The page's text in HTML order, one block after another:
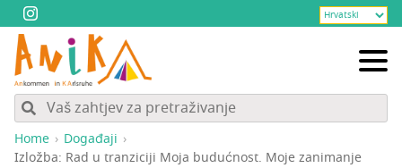
Home
Događaji
Izlož­ba: Rad u tran­zi­ci­ji Moja buduć­nost. Moje zanimanje